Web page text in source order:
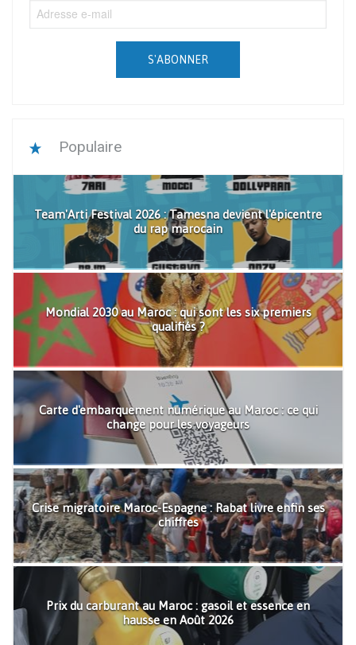
S'ABONNER
Populaire
Team'Arti Festival 2026 : Tamesna devient l'épicentre
du rap marocain
Mondial 2030 au Maroc : qui sont les six premiers
qualifiés ?
Carte d'embarquement numérique au Maroc : ce qui
change pour les voyageurs
Crise migratoire Maroc-Espagne : Rabat livre enfin ses
chiffres
Prix du carburant au Maroc : gasoil et essence en
hausse en Août 2026